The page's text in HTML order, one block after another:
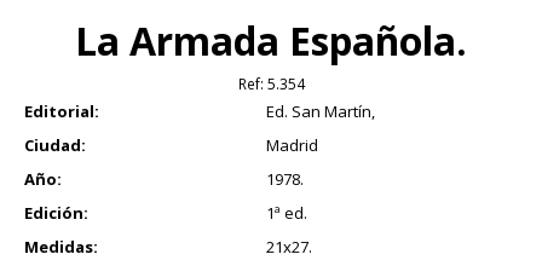
La Armada Española.
Ref: 5.354
Editorial:
Ed. San Martín,
Ciudad:
Madrid
Año:
1978.
Edición:
1ª ed.
Medidas:
21x27.